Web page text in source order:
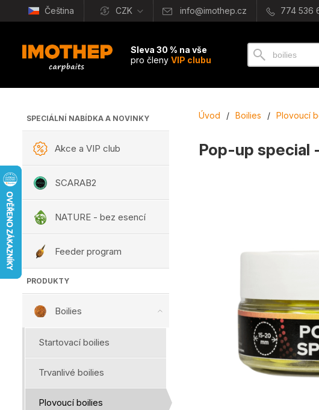
Čeština CZK info@imothep.cz 774 536
Sleva 30 % na vše
pro členy VIP clubu
SPECIÁLNÍ NABÍDKA A NOVINKY
Akce a VIP club
SCARAB2
NATURE - bez esencí
Feeder program
PRODUKTY
Boilies
Startovací boilies
Trvanlivé boilies
Plovoucí boilies
Úvod / Boilies / Plovoucí
Pop-up special